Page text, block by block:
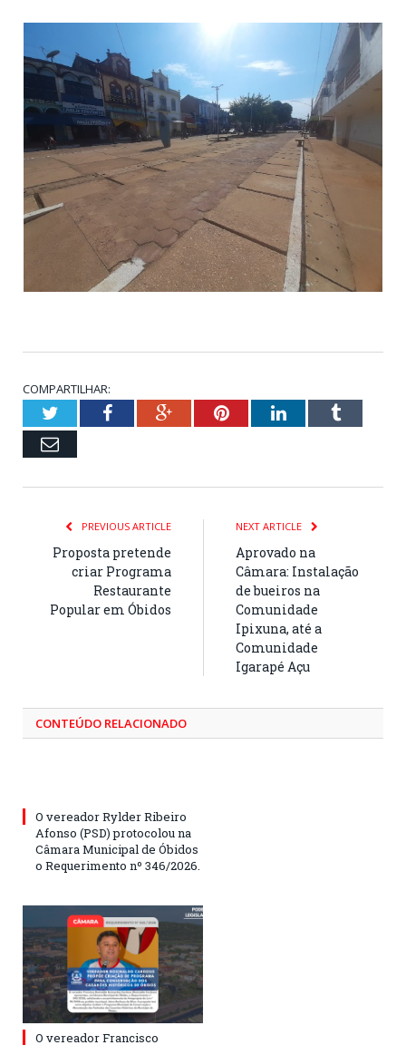
COMPARTILHAR:
TwitterFacebookGoogle+PinterestLinkedInTumblr
Email
PREVIOUS ARTICLE
Proposta pretende
criar Programa
Restaurante
Popular em Óbidos
NEXT ARTICLE
Aprovado na
Câmara: Instalação
de bueiros na
Comunidade
Ipixuna, até a
Comunidade
Igarapé Açu
CONTEÚDO RELACIONADO
O vereador Rylder Ribeiro
Afonso (PSD) protocolou na
Câmara Municipal de Óbidos
o Requerimento nº 346/2026.
O vereador Francisco